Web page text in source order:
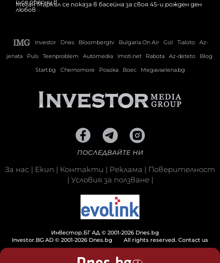
Меган Маркъл се показа в басейна за своя 45-и рожден ден
Investor Dnes Bloombergtv Bulgaria On Air Gol Tialoto
Az-
jenata
Puls Teenproblem Automedia Imoti.net Rabota Az-deteto
Blog
Start.bg
Chernomore Posoka Boec Megavselena.bg
ПОСЛЕДВАЙТЕ НИ
За нас | Екип | Контакти | Реклама | Поверителност
| Условия за ползване|
Инвестор.БГ АД © 2001-2026 Dnes.bg
Investor.BG AD © 2001-2026 Dnes.bg
All rights reserved. Contact us